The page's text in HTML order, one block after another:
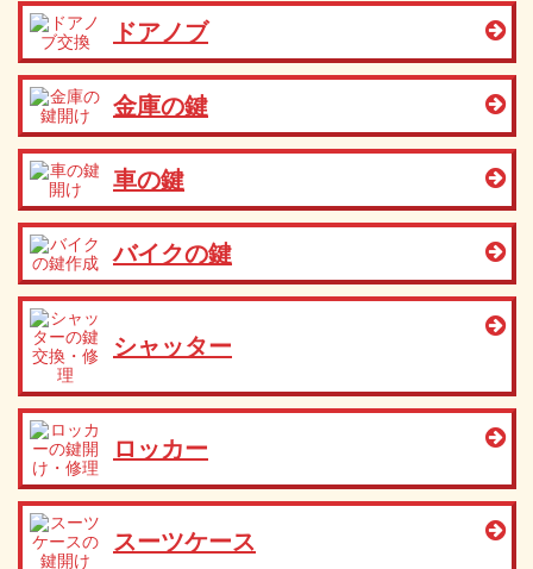
ドアノブ
金庫の鍵
車の鍵
バイクの鍵
シャッター
ロッカー
スーツケース